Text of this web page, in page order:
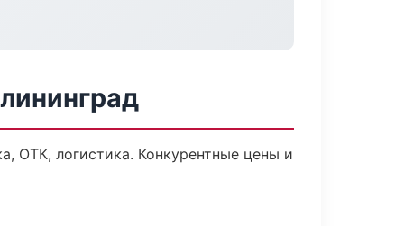
ОТК, логистика. Конкурентные цены и